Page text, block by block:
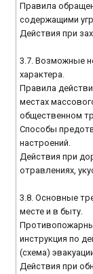
Правила
содержащими
Действия при
3.7. Возможные
характера.
Правила
местах
общественном
Способы
настроений.
Действия при
отравлениях,
3.8. Основные
месте и в быту.
инструкция по
(схема)
Действия при